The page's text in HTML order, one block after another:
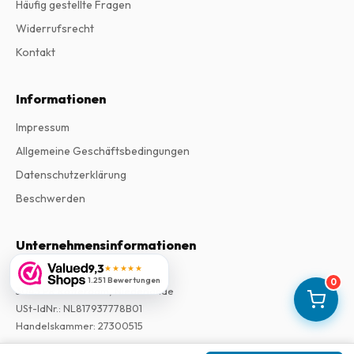
0
9,3★★★★★
1.251 Bewertungen
Häufig gestellte Fragen
Widerrufsrecht
Kontakt
Informationen
Impressum
Allgemeine Geschäftsbedingungen
Datenschutzerklärung
Beschwerden
Unternehmensinformationen
Firma :Maja Magazines
3043 PR Rotterdam, Niederlande
USt-IdNr.: NL817937778B01
Handelskammer: 27300515